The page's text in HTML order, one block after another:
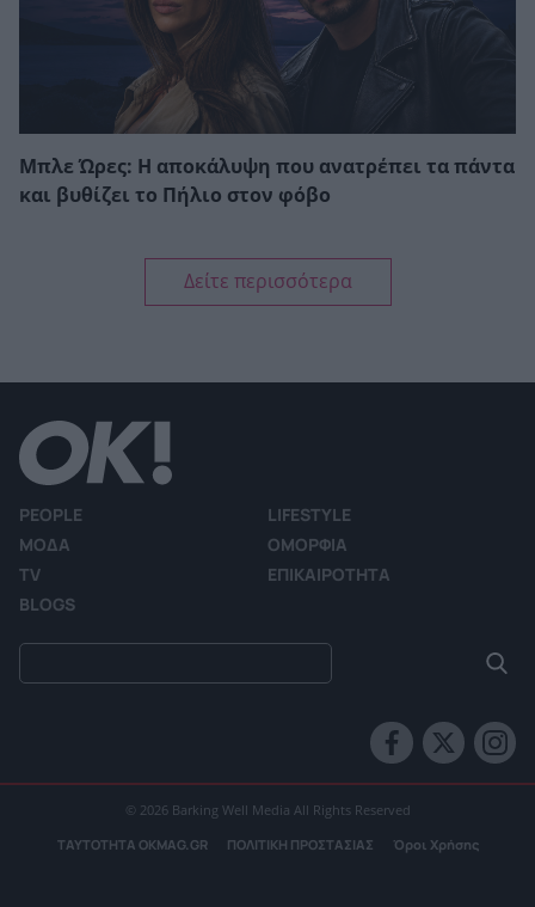
Μπλε Ώρες: Η αποκάλυψη που ανατρέπει τα πάντα
και βυθίζει το Πήλιο στον φόβο
Δείτε περισσότερα
PEOPLE
LIFESTYLE
ΜΟΔΑ
ΟΜΟΡΦΙΑ
TV
ΕΠΙΚΑΙΡΟΤΗΤΑ
BLOGS
© 2026 Barking Well Media All Rights Reserved
ΤΑΥΤΟΤΗΤΑ OKMAG.GR ΠΟΛΙΤΙΚΗ ΠΡΟΣΤΑΣΙΑΣ Όροι Χρήσης